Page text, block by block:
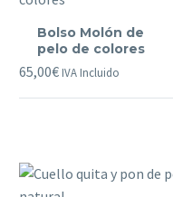
Molón
de
Bolso Molón de
pelo de colores
65,00€ IVA Incluido